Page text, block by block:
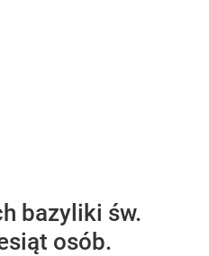
bazyliki św.
osób.